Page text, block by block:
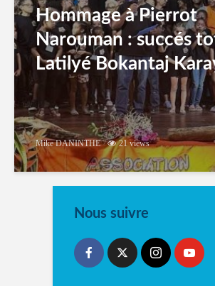
Hommage à Pierrot
Narouman : succés
Latilyé Bokantaj
Mike DANINTHE 21 views
Nous suivre